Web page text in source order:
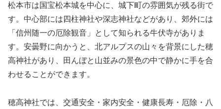
松本市は国宝松本城を中心に、城下町の雰囲気が残る街で
す。中心部には四柱神社や深志神社などがあり、郊外には
「信州随一の厄除観音」として知られる牛伏寺がありま
す。安曇野に向かうと、北アルプスの山々を背景にした穂
高神社があり、田んぼと山並みの景色の中で静かに手を合
わせることができます。
穂高神社では、交通安全・家内安全・健康長寿・厄除・八